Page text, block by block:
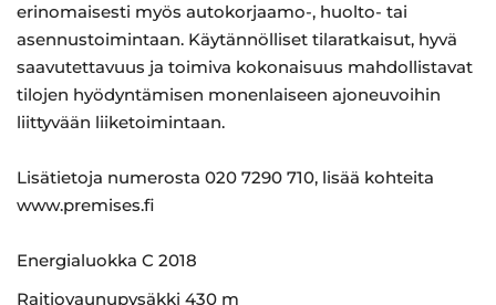
erinomaisesti myös autokorjaamo-, huolto- tai
asennustoimintaan. Käytännölliset tilaratkaisut, hyvä
saavutettavuus ja toimiva kokonaisuus mahdollistavat
tilojen hyödyntämisen monenlaiseen ajoneuvoihin
liittyvään liiketoimintaan.
Lisätietoja numerosta 020 7290 710, lisää kohteita
www.premises.fi
Energialuokka C 2018
Raitiovaunupysäkki 430 m